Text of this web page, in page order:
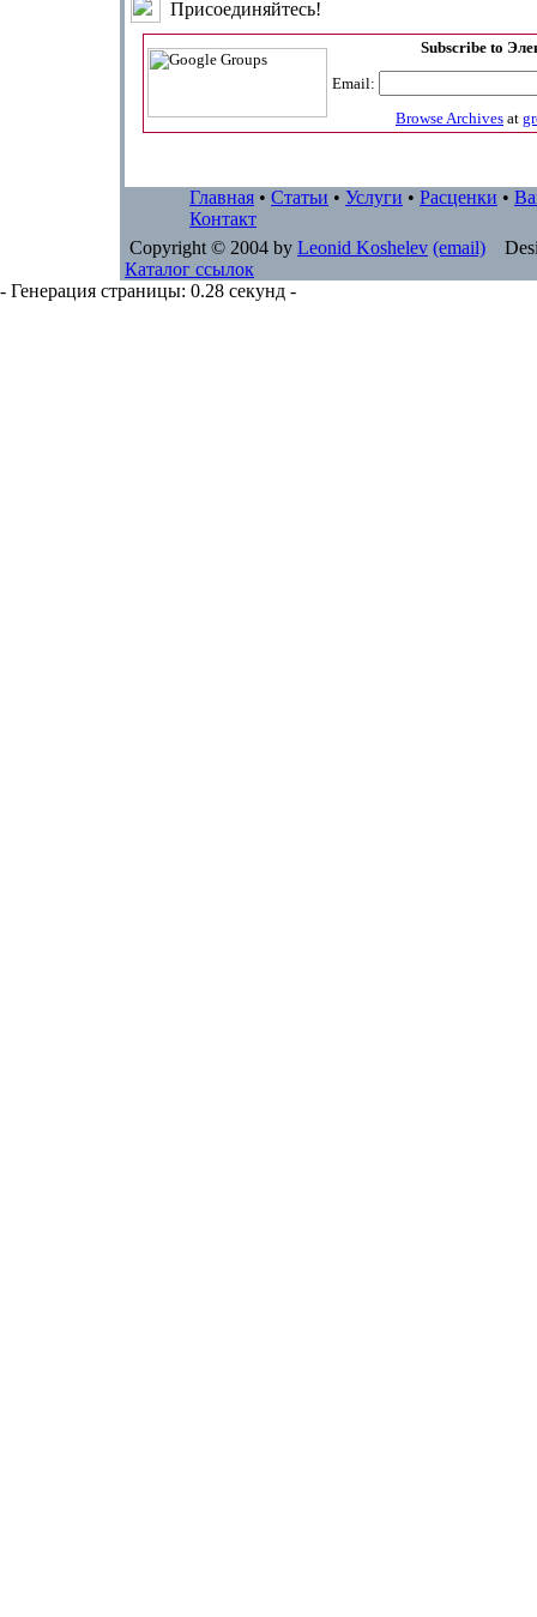
Присоединяйтесь!
Subscribe to
Email:
Browse Archives at
Главная • Статьи • Услуги • Расценки •
Контакт
Copyright © 2004 by Leonid Koshelev (email)
Каталог ссылок
- Генерация страницы: 0.28 секунд -